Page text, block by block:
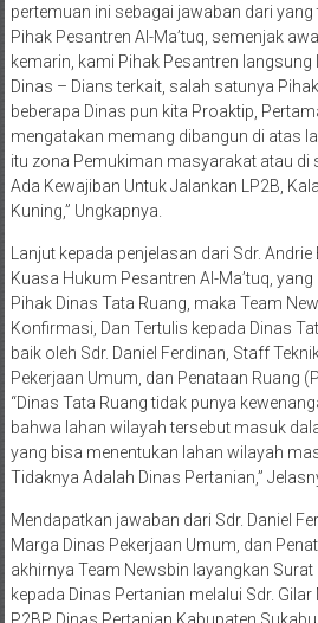
kemarin, kami Pihak Pesantren langsung
Dinas – Dians terkait, salah satunya Pihak
beberapa Dinas pun kita Proaktip,
mengatakan memang dibangun di atas
itu zona Pemukiman masyarakat atau di
Ada Kewajiban Untuk Jalankan LP2B,
Kuning,” Ungkapnya.
Lanjut kepada penjelasan dari Sdr. Andrie
Pihak Dinas Tata Ruang, maka Team
Konfirmasi, Dan Tertulis kepada Dinas
baik oleh Sdr. Daniel Ferdinan, Staff
Pekerjaan Umum, dan Penataan Ruang
“Dinas Tata Ruang tidak punya
bahwa lahan wilayah tersebut masuk
yang bisa menentukan lahan wilayah
Tidaknya Adalah Dinas Pertanian,”
Mendapatkan jawaban dari Sdr. Daniel
akhirnya Team Newsbin layangkan
kepada Dinas Pertanian melalui Sdr. Gilar
P2BP Dinas Pertanian Kabupaten
Selang beberapa jam Sdr. Gilar